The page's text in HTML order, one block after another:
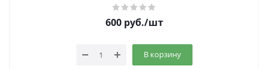
600руб./шт
В корзину